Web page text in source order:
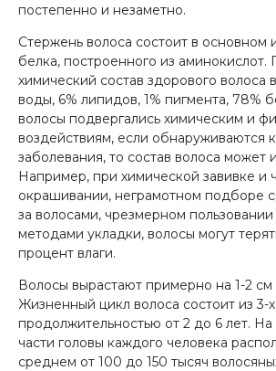
постепенно и незаметно.
Стержень волоса состоит в основном
белка, построенного из
химический состав здорового волоса
воды, 6% липидов, 1% пигмента, 78%
волосы подвергались химическим и
воздействиям, если обнаруживаются
заболевания, то состав волоса может
Например, при химической завивке и
окрашивании, неграмотном подборе
за волосами, чрезмерном
методами укладки, волосы могут
процент влаги.
Волосы вырастают примерно на 1-2 см
Жизненный цикл волоса состоит из 3-
продолжительностью от 2 до 6 лет. На
части головы каждого человека
среднем от 100 до 150 тысяч